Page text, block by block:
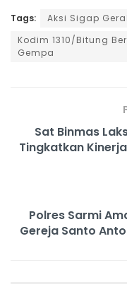
Tags:
Aksi Sigap
Kodim 1310/Bitung
Gempa
Sat Binmas
Tingkatkan
Polres Sarmi
Gereja Santo